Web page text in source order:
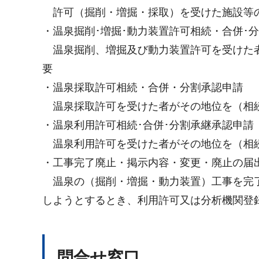
許可（掘削・増掘・採取）を受けた施設等
・温泉掘削･増掘･動力装置許可相続・合併･
温泉掘削、増掘及び動力装置許可を受けた
要
・温泉採取許可相続・合併・分割承認申請
温泉採取許可を受けた者がその地位を（相
・温泉利用許可相続･合併･分割承継承認申請
温泉利用許可を受けた者がその地位を（相
・工事完了廃止・掲示内容・変更・廃止の届
温泉の（掘削・増掘・動力装置）工事を完
しようとするとき、利用許可又は分析機関